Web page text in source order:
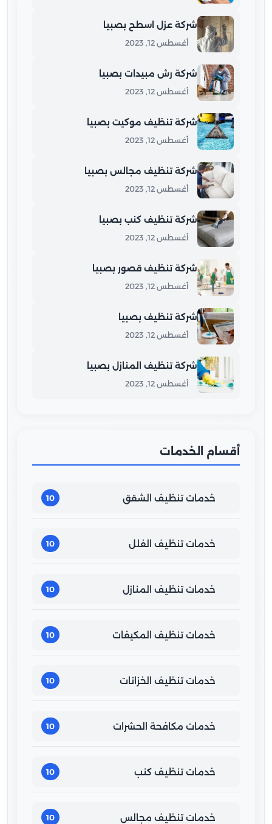
شركة عزل اسطح بصبيا
أغسطس 12, 2023
شركة رش مبيدات بصبيا
أغسطس 12, 2023
شركة تنظيف موكيت بصبيا
أغسطس 12, 2023
شركة تنظيف مجالس بصبيا
أغسطس 12, 2023
شركة تنظيف كنب بصبيا
أغسطس 12, 2023
شركة تنظيف قصور بصبيا
أغسطس 12, 2023
شركة تنظيف بصبيا
أغسطس 12, 2023
شركة تنظيف المنازل بصبيا
أغسطس 12, 2023
أقسام الخدمات
خدمات تنظيف الشقق 10
خدمات تنظيف الفلل 10
خدمات تنظيف المنازل 10
خدمات تنظيف المكيفات 10
خدمات تنظيف الخزانات 10
خدمات مكافحة الحشرات 10
خدمات تنظيف كنب 10
خدمات تنظيف مجالس 10